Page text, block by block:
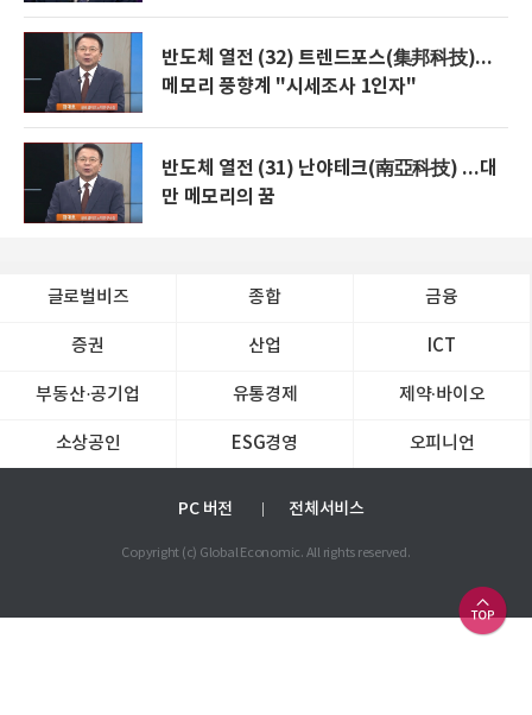
반도체 열전 (32) 트렌드포스(集邦科技)...
메모리 풍향계 "시세조사 1인자"
반도체 열전 (31) 난야테크(南亞科技) ...대
만 메모리의 꿈
글로벌비즈 종합 금융
증권 산업 ICT
부동산·공기업 유통경제 제약∙바이오
소상공인 ESG경영 오피니언
PC 버전 전체서비스
Copyright (c) Global Economic. All rights reserved.